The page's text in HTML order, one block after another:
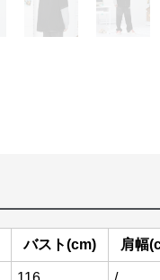
バスト(cm) 肩幅